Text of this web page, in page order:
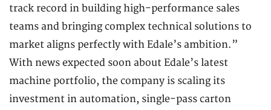
track record in building high-performance sales
teams and bringing complex technical solutions to
market aligns perfectly with Edale’s ambition.”
With news expected soon about Edale’s latest
machine portfolio, the company is scaling its
investment in automation, single-pass carton